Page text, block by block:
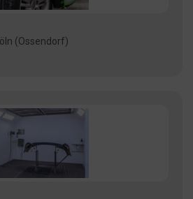
(Ossendorf)